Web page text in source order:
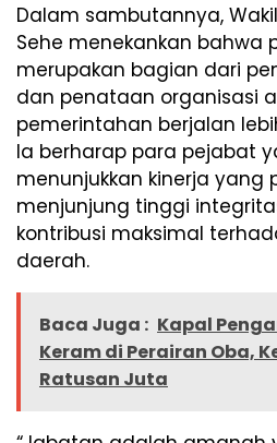
Dalam sambutannya,
Sehe menekankan bahwa
merupakan bagian dari
dan penataan organisasi
pemerintahan berjalan
Ia berharap para pejabat
menunjukkan kinerja yang
menjunjung tinggi
kontribusi maksimal
daerah.
Baca Juga : Kapal
Keram di Perairan Oba,
Ratusan Juta